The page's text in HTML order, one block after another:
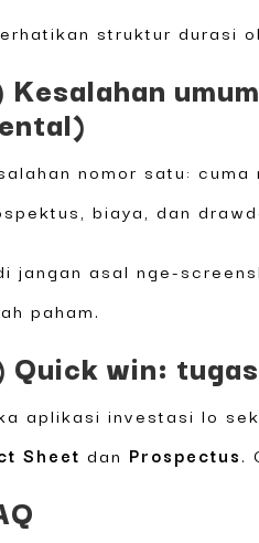
struktur durasi
Kesalahan
nomor satu:
biaya, dan
jangan asal nge-
paham.
Quick win:
aplikasi investasi lo
Sheet dan Prospectus.